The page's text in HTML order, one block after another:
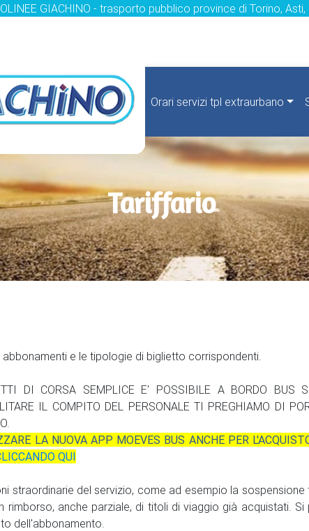
GIACHINO - trasporto pubblico province di Torino, Asti,
Orari servizi tpl extraurbano
Tariffario
e le tipologie di biglietto corrispondenti.
DI CORSA SEMPLICE E' POSSIBILE A BORDO BUS
IL COMPITO DEL PERSONALE TI PREGHIAMO DI
LA NUOVA APP MOEVES BUS ANCHE PER
QUI
straordinarie del servizio, come ad esempio la sospensione
anche parziale, di titoli di viaggio già acquistati. Si
dell'abbonamento.